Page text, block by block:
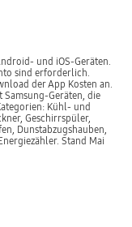
und iOS-Geräten.
sind erforderlich.
der App Kosten an.
Geräten, die
Kühl- und
Geschirrspüler,
Dunstabzugshauben,
Stand Mai